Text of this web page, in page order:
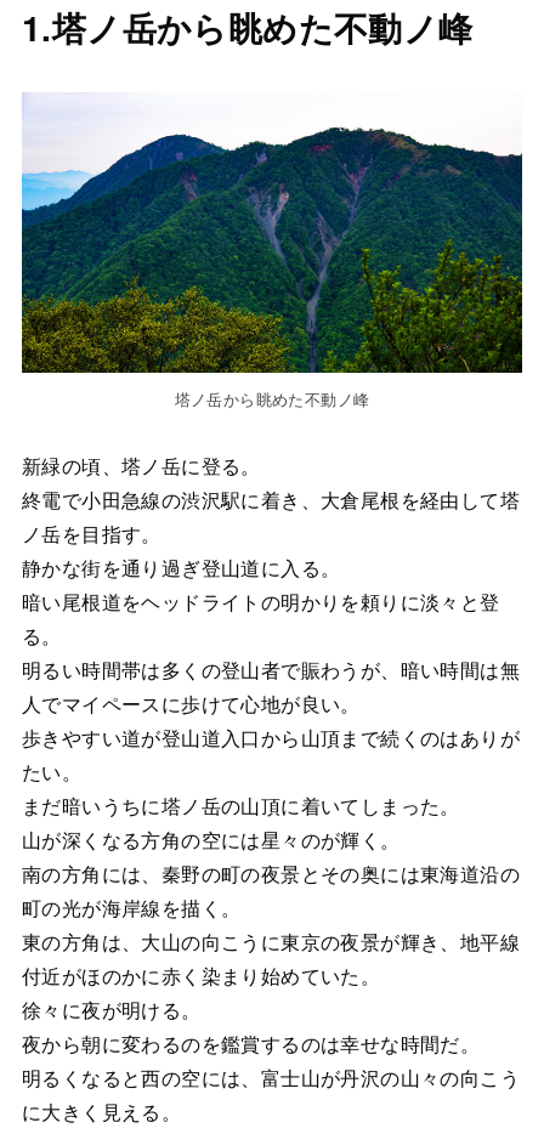
1.塔ノ岳から眺めた不動ノ峰
塔ノ岳から眺めた不動ノ峰
新緑の頃、塔ノ岳に登る。
終電で小田急線の渋沢駅に着き、大倉尾根を経由して塔
ノ岳を目指す。
静かな街を通り過ぎ登山道に入る。
暗い尾根道をヘッドライトの明かりを頼りに淡々と登
る。
明るい時間帯は多くの登山者で賑わうが、暗い時間は無
人でマイペースに歩けて心地が良い。
歩きやすい道が登山道入口から山頂まで続くのはありが
たい。
まだ暗いうちに塔ノ岳の山頂に着いてしまった。
山が深くなる方角の空には星々のが輝く。
南の方角には、秦野の町の夜景とその奥には東海道沿の
町の光が海岸線を描く。
東の方角は、大山の向こうに東京の夜景が輝き、地平線
付近がほのかに赤く染まり始めていた。
徐々に夜が明ける。
夜から朝に変わるのを鑑賞するのは幸せな時間だ。
明るくなると西の空には、富士山が丹沢の山々の向こう
に大きく見える。